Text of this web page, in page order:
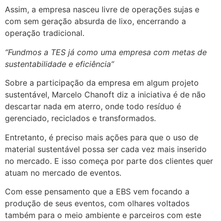
Assim, a empresa nasceu livre de operações sujas e
com sem geração absurda de lixo, encerrando a
operação tradicional.
“Fundmos a TES já como uma empresa com metas de
sustentabilidade e eficiência”
Sobre a participação da empresa em algum projeto
sustentável, Marcelo Chanoft diz a iniciativa é de não
descartar nada em aterro, onde todo resíduo é
gerenciado, reciclados e transformados.
Entretanto, é preciso mais ações para que o uso de
material sustentável possa ser cada vez mais inserido
no mercado. E isso começa por parte dos clientes quer
atuam no mercado de eventos.
Com esse pensamento que a EBS vem focando a
produção de seus eventos, com olhares voltados
também para o meio ambiente e parceiros com este